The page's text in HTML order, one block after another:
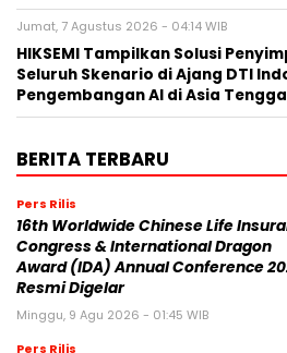
Jumat, 7 Agustus 2026 - 04:14 WIB
HIKSEMI Tampilkan Solusi
Seluruh Skenario di Ajang DTI
Pengembangan AI di Asia
BERITA TERBARU
Pers Rilis
16th Worldwide Chinese Life
Congress & International Dragon
Award (IDA) Annual Conference
Resmi Digelar
Minggu, 9 Agu 2026 - 01:45 WIB
Pers Rilis